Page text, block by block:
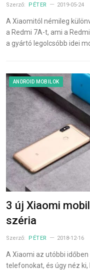
Szerző: PÉTER 2019-05-24
A Xiaomitól némileg
a Redmi 7A-t, ami a
a gyártó legolcsóbb idei
ANDROID MOBILOK
3 új Xiaomi
széria
Szerző: PÉTER 2018-12-16
A Xiaomi az utóbbi
telefonokat, és úgy néz